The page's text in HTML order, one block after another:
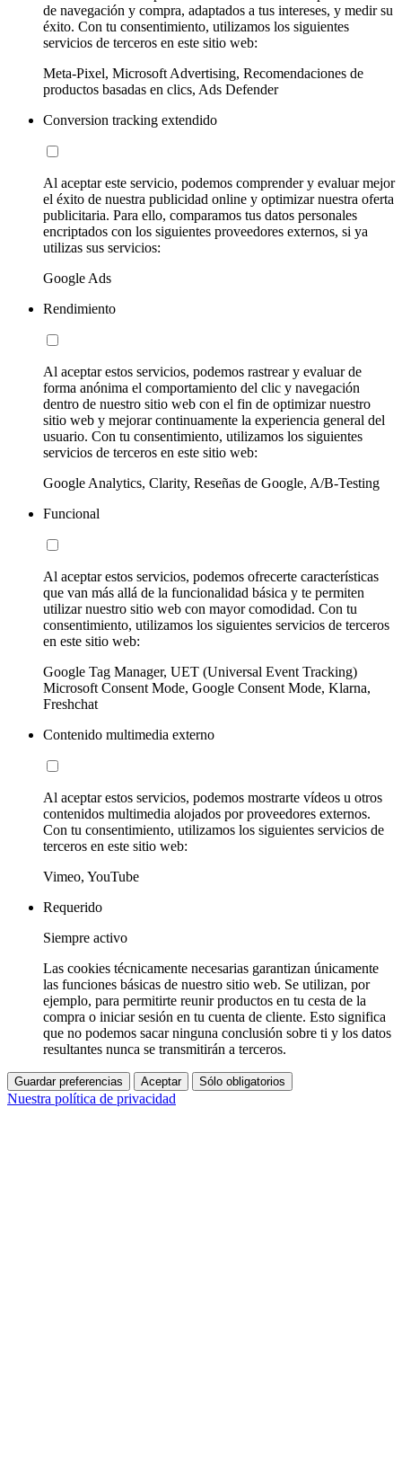
de navegación y compra, adaptados a tus intereses, y medir su
éxito. Con tu consentimiento, utilizamos los siguientes
servicios de terceros en este sitio web:
Meta-Pixel, Microsoft Advertising, Recomendaciones de
productos basadas en clics, Ads Defender
Conversion tracking extendido
Al aceptar este servicio, podemos comprender y evaluar mejor
el éxito de nuestra publicidad online y optimizar nuestra oferta
publicitaria. Para ello, comparamos tus datos personales
encriptados con los siguientes proveedores externos, si ya
utilizas sus servicios:
Google Ads
Rendimiento
Al aceptar estos servicios, podemos rastrear y evaluar de
forma anónima el comportamiento del clic y navegación
dentro de nuestro sitio web con el fin de optimizar nuestro
sitio web y mejorar continuamente la experiencia general del
usuario. Con tu consentimiento, utilizamos los siguientes
servicios de terceros en este sitio web:
Google Analytics, Clarity, Reseñas de Google, A/B-Testing
Funcional
Al aceptar estos servicios, podemos ofrecerte características
que van más allá de la funcionalidad básica y te permiten
utilizar nuestro sitio web con mayor comodidad. Con tu
consentimiento, utilizamos los siguientes servicios de terceros
en este sitio web:
Google Tag Manager, UET (Universal Event Tracking)
Microsoft Consent Mode, Google Consent Mode, Klarna,
Freshchat
Contenido multimedia externo
Al aceptar estos servicios, podemos mostrarte vídeos u otros
contenidos multimedia alojados por proveedores externos.
Con tu consentimiento, utilizamos los siguientes servicios de
terceros en este sitio web:
Vimeo, YouTube
Requerido
Siempre activo
Las cookies técnicamente necesarias garantizan únicamente
las funciones básicas de nuestro sitio web. Se utilizan, por
ejemplo, para permitirte reunir productos en tu cesta de la
compra o iniciar sesión en tu cuenta de cliente. Esto significa
que no podemos sacar ninguna conclusión sobre ti y los datos
resultantes nunca se transmitirán a terceros.
Guardar preferencias Aceptar Sólo obligatorios
Nuestra política de privacidad